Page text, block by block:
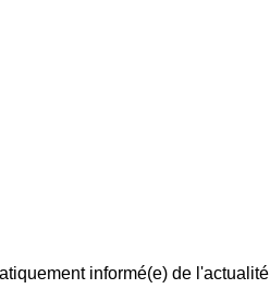
informé(e) de l'actualité